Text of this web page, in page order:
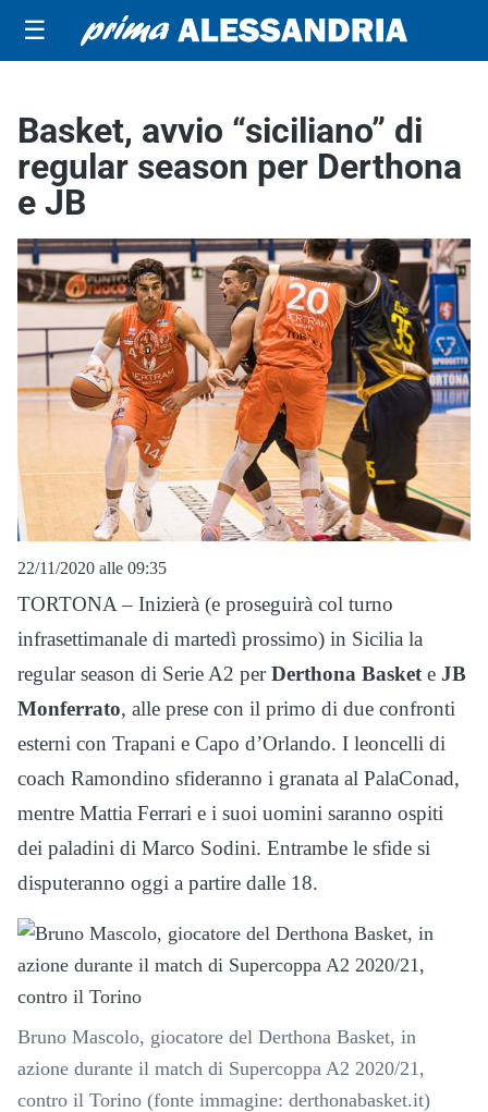
☰
Basket, avvio “siciliano” di
regular season per Derthona
e JB
22/11/2020 alle 09:35
TORTONA – Inizierà (e proseguirà col turno
infrasettimanale di martedì prossimo) in Sicilia la
regular season di Serie A2 perDerthona Basket e JB
Monferrato, alle prese con il primo di due confronti
esterni con Trapani e Capo d’Orlando. I leoncelli di
coach Ramondino sfideranno i granata al PalaConad,
mentre Mattia Ferrari e i suoi uomini saranno ospiti
dei paladini di Marco Sodini. Entrambe le sfide si
disputeranno oggi a partire dalle 18.
Bruno Mascolo, giocatore del Derthona Basket, in
azione durante il match di Supercoppa A2 2020/21,
contro il Torino (fonte immagine: derthonabasket.it)